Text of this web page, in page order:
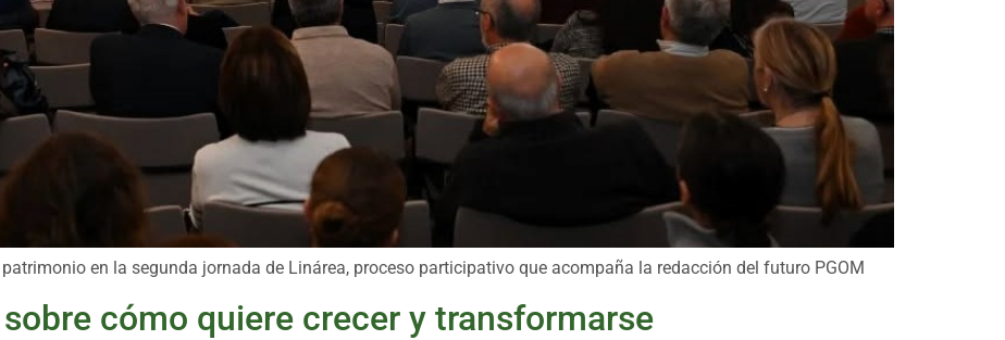
en la segunda jornada de Linárea, proceso participativo que acompaña la redacción del futuro PGOM
cómo quiere crecer y transformarse